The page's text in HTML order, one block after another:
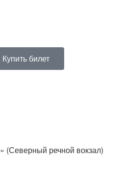
Купить билет
(Северный речной вокзал)